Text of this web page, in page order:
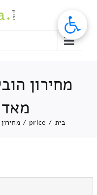
מחירון
בית /
price
/